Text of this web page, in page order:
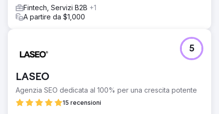
Fintech, Servizi B2B +1
A partire da $1,000
LASEO
Agenzia SEO dedicata al 100% per una crescita potente
15 recensioni
5